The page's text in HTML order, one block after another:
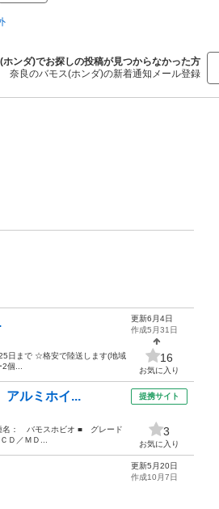
ホンダ)でお探しの投稿が見つからなかった方
奈良のバモス(ホンダ)の新着通知メール登録
日まで ☆格安で陸送します(地域
個...
更新6月4日
作成5月31日
16
お気に入り
ルミホイ...
： バモスホビオ ■ グレード
／ＭＤ...
提携サイト
3
お気に入り
更新5月20日
作成10月7日